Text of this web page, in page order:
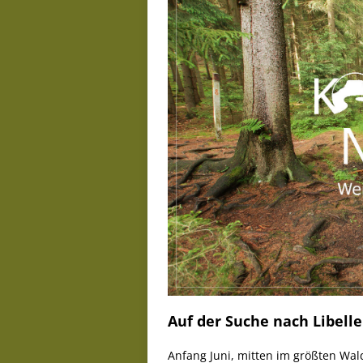
Auf der Suche nach
Anfang Juni, mitten im größten